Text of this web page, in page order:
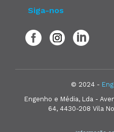
Siga-nos
© 2024 -
Engenho e Média, Lda -
64, 4430-208 Vila